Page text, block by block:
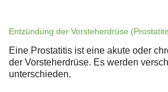
Entzündung der Vorsteherdrüse
Eine Prostatitis ist eine akute oder
der Vorsteherdrüse. Es werden
unterschieden.